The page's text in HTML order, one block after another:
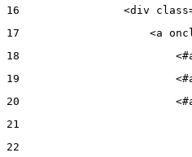
16
<div
17
<a
18
19
20
21
22